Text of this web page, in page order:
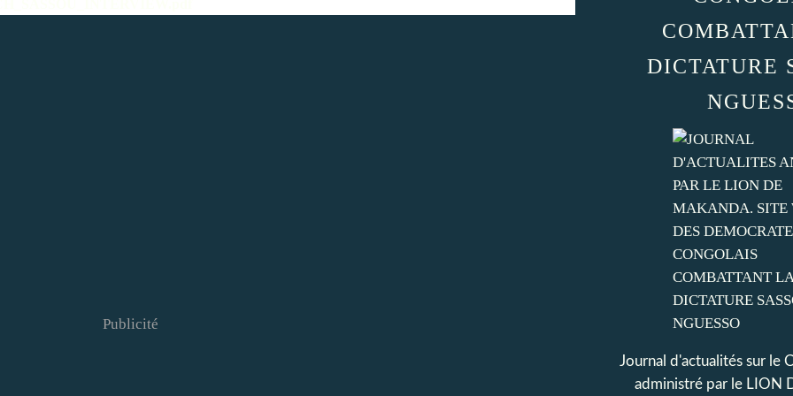
Publicité
DICTATURE
Journal d'actualités sur le
administré par le LION